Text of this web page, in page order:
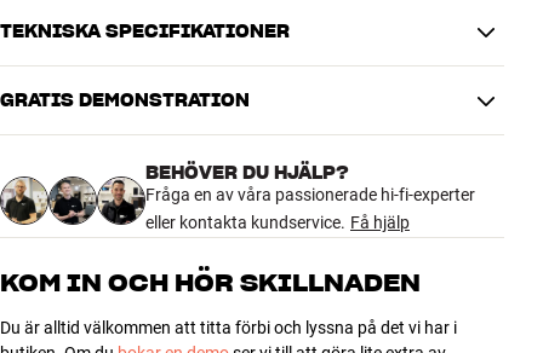
soundbar. Du får också möjlighet att röststyra TV:n via inbyggd
QE55Q80T finns med svart metallfinish (Carbon Silver). Bluetooth-
tryckknappar – till exempel som komplement – kan köpas till
separat (TM1240A).
stereohögtalarna mycket små, men de kan ändå klara av vanliga
dock att du kopplar in en soundbar, ett par aktiva högtalare eller en
TEKNISKA SPECIFIKATIONER
Full / edge backlight
Full Backlight
SMART TV
ANSLUTNINGAR
GRATIS DEMONSTRATION
BEHÖVER DU HJÄLP?
Fråga en av våra passionerade hi-fi-experter
eller kontakta kundservice. Få hjälp
KOM IN OCH HÖR SKILLNADEN
Du är alltid välkommen att titta förbi och lyssna på det vi har i